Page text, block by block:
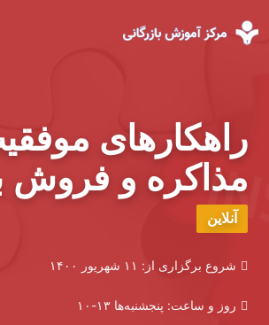
راهکارهای
مذاکره و فروش
آنلاین
شروع برگزاری از: ۱۱ شهریور ۱۴۰۰
روز و ساعت: پنجشنبه‌ها ۱۳-۱۰